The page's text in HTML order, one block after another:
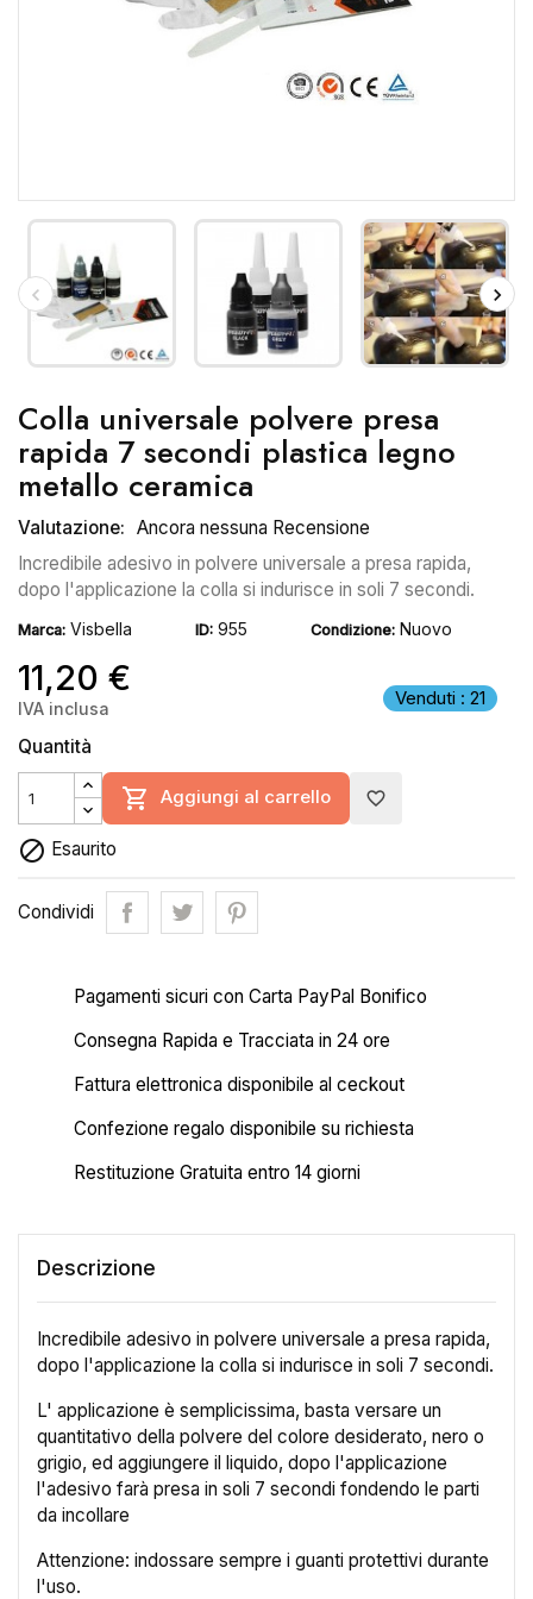
Colla universale polvere presa
rapida 7 secondi plastica legno
metallo ceramica
Valutazione: Ancora nessuna Recensione
Incredibile adesivo in polvere universale a presa rapida,
dopo l'applicazione la colla si indurisce in soli 7 secondi.
Marca: Visbella ID: 955 Condizione: Nuovo
11,20 € Venduti : 21
IVA inclusa
Quantità
 Aggiungi al carrello favorite_border
 Esaurito
Condividi
Pagamenti sicuri con Carta PayPal Bonifico
Consegna Rapida e Tracciata in 24 ore
Fattura elettronica disponibile al ceckout
Confezione regalo disponibile su richiesta
Restituzione Gratuita entro 14 giorni
Descrizione
Incredibile adesivo in polvere universale a presa rapida,
dopo l'applicazione la colla si indurisce in soli 7 secondi.
L' applicazione è semplicissima, basta versare un
quantitativo della polvere del colore desiderato, nero o
grigio, ed aggiungere il liquido, dopo l'applicazione
l'adesivo farà presa in soli 7 secondi fondendo le parti
da incollare
Attenzione: indossare sempre i guanti protettivi durante
l'uso.